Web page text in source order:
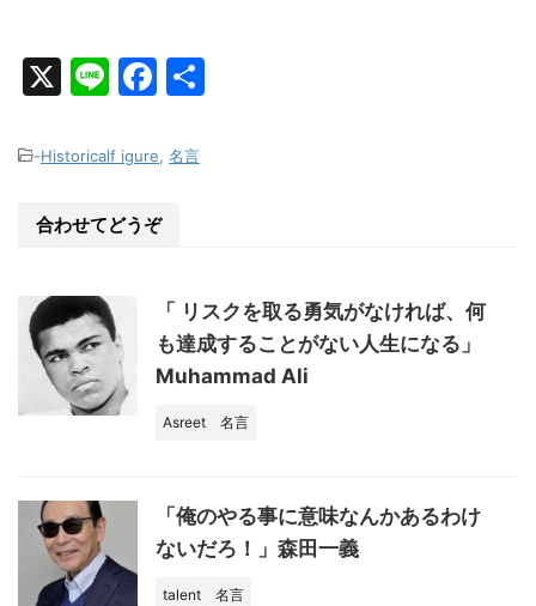
X
Li
e
F
c
b
o
k
-Historicalf igure, 名言
合わせてどうぞ
「 リスクを取る勇気がなければ、何
も達成することがない人生になる」
Muhammad Ali
Asreet 名言
「俺のやる事に意味なんかあるわけ
ないだろ！」森田一義
talent 名言